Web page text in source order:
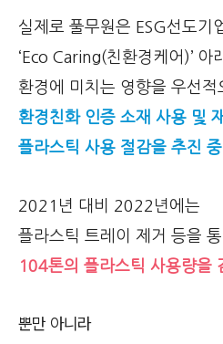
실제로 풀무원은 ESG선도기
‘Eco Caring(친환경케어)’ 아
환경에 미치는 영향을 우선적
환경친화 인증 소재 사용 및
플라스틱 사용 절감을 추진 중
2021년 대비 2022년에는
플라스틱 트레이 제거 등을 통
104톤의 플라스틱 사용량을
뿐만 아니라